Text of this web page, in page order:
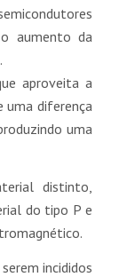
aumento da
aproveita a
uma diferença
uma
distinto,
do tipo P e
incididos